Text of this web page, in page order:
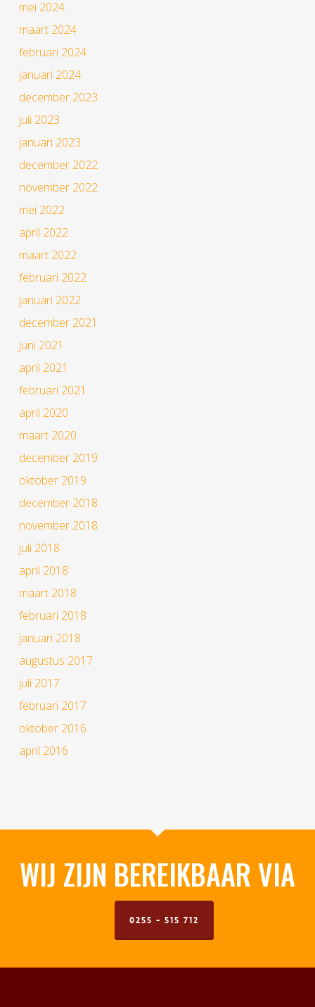
mei 2024
maart 2024
februari 2024
januari 2024
december 2023
juli 2023
januari 2023
december 2022
november 2022
mei 2022
april 2022
maart 2022
februari 2022
januari 2022
december 2021
juni 2021
april 2021
februari 2021
april 2020
maart 2020
december 2019
oktober 2019
december 2018
november 2018
juli 2018
april 2018
maart 2018
februari 2018
januari 2018
augustus 2017
juli 2017
februari 2017
oktober 2016
april 2016
WIJ ZIJN BEREIKBAAR VIA
0255 - 515 712